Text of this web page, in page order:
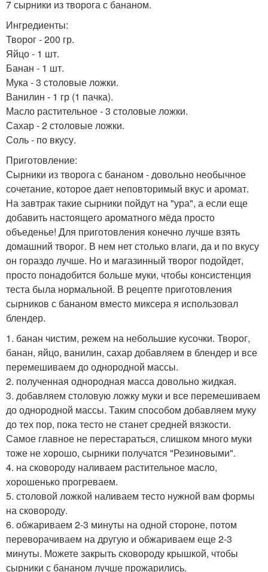
7 сырники из творога с бананом.
Ингредиенты:
Творог - 200 гр.
Яйцо - 1 шт.
Банан - 1 шт.
Мука - 3 столовые ложки.
Ванилин - 1 гр (1 пачка).
Масло растительное - 3 столовые ложки.
Сахар - 2 столовые ложки.
Соль - по вкусу.
Приготовление:
Сырники из творога с бананом - довольно необычное
сочетание, которое дает неповторимый вкус и аромат.
На завтрак такие сырники пойдут на "ура", а если еще
добавить настоящего ароматного мёда просто
объеденье! Для приготовления конечно лучше взять
домашний творог. В нем нет столько влаги, да и по вкусу
он гораздо лучше. Но и магазинный творог подойдет,
просто понадобится больше муки, чтобы консистенция
теста была нормальной. В рецепте приготовления
сырников с бананом вместо миксера я использовал
блендер.
1. банан чистим, режем на небольшие кусочки. Творог,
банан, яйцо, ванилин, сахар добавляем в блендер и все
перемешиваем до однородной массы.
2. полученная однородная масса довольно жидкая.
3. добавляем столовую ложку муки и все перемешиваем
до однородной массы. Таким способом добавляем муку
до тех пор, пока тесто не станет средней вязкости.
Самое главное не перестараться, слишком много муки
тоже не хорошо, сырники получатся "Резиновыми".
4. на сковороду наливаем растительное масло,
хорошенько прогреваем.
5. столовой ложкой наливаем тесто нужной вам формы
на сковороду.
6. обжариваем 2-3 минуты на одной стороне, потом
переворачиваем на другую и обжариваем еще 2-3
минуты. Можете закрыть сковороду крышкой, чтобы
сырники с бананом лучше прожарились.